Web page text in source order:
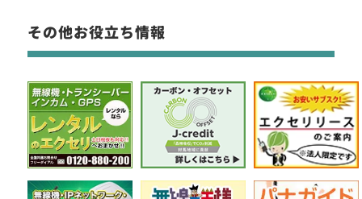
その他お役立ち情報